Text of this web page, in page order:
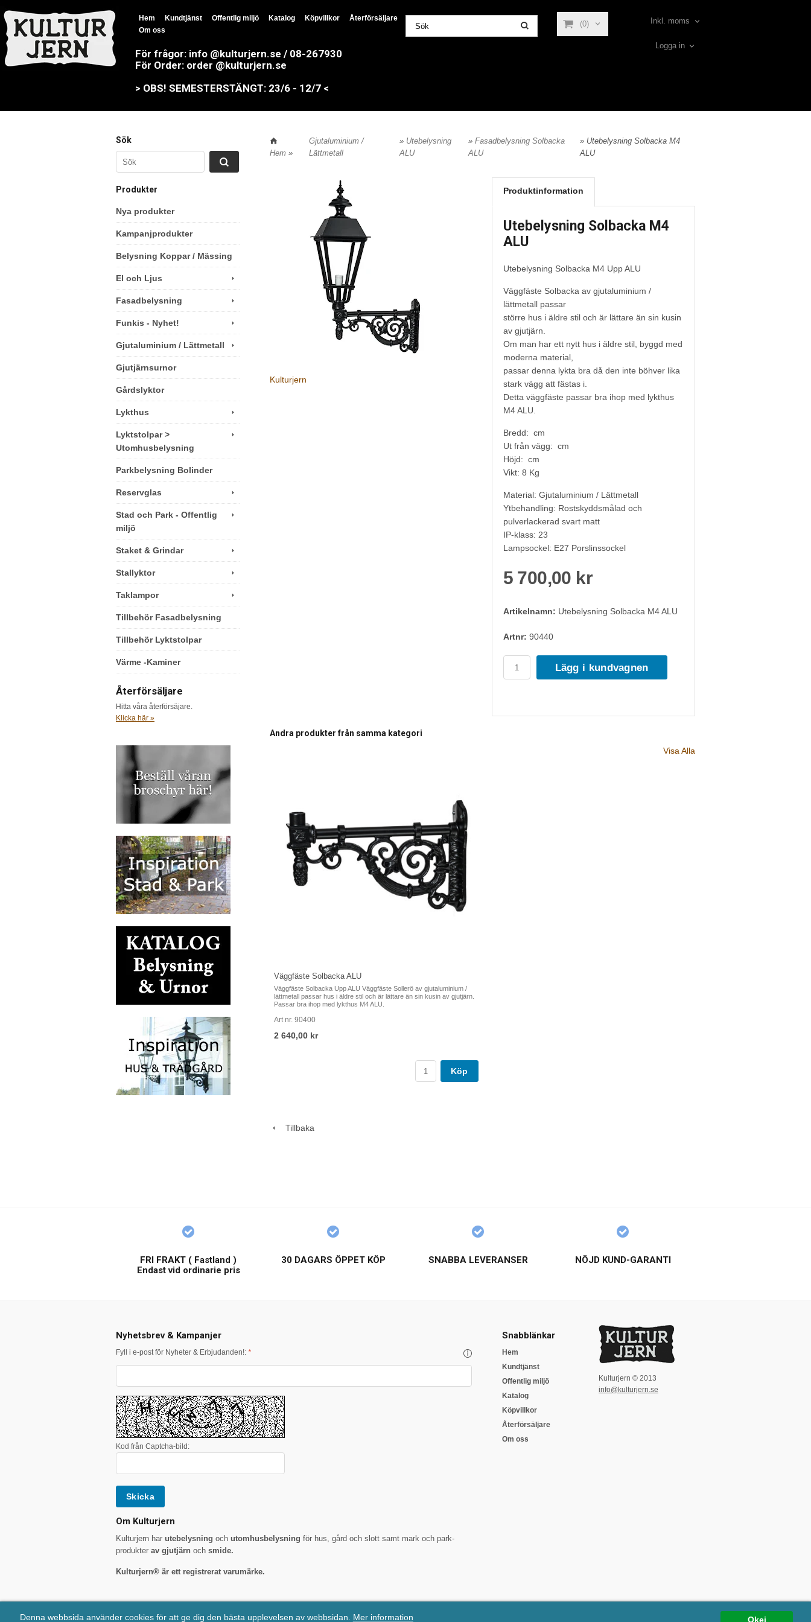
Okej
Denna webbsida använder cookies för att ge dig den bästa upplevelsen av webbsidan. Mer information
Hem Kundtjänst Offentlig miljö Katalog Köpvillkor
Återförsäljare
Om oss
För frågor: info @kulturjern.se / 08-267930
För Order: order @kulturjern.se
> OBS! SEMESTERSTÄNGT: 23/6 - 12/7 <
(0) Inkl. moms
Logga in
Sök
Produkter
Nya produkter
Kampanjprodukter
Belysning Koppar / Mässing
El och Ljus
Fasadbelysning
Funkis - Nyhet!
Gjutaluminium / Lättmetall
Gjutjärnsurnor
Gårdslyktor
Lykthus
Lyktstolpar >
Utomhusbelysning
Parkbelysning Bolinder
Reservglas
Stad och Park - Offentlig
miljö
Staket & Grindar
Stallyktor
Taklampor
Tillbehör Fasadbelysning
Tillbehör Lyktstolpar
Värme -Kaminer
Återförsäljare
Hitta våra återförsäjare.
Klicka här »
Hem »
Gjutaluminium /
Lättmetall
» Utebelysning
ALU
»Fasadbelysning Solbacka
ALU
» Utebelysning Solbacka M4
ALU
Kulturjern
Produktinformation
Utebelysning Solbacka M4
ALU
Utebelysning Solbacka M4 Upp ALU
Väggfäste Solbacka av gjutaluminium /
lättmetall passar
större hus i äldre stil och är lättare än sin kusin
av gjutjärn.
Om man har ett nytt hus i äldre stil, byggd med
moderna material,
passar denna lykta bra då den inte böhver lika
stark vägg att fästas i.
Detta väggfäste passar bra ihop med lykthus
M4 ALU.
Bredd: cm
Ut från vägg: cm
Höjd: cm
Vikt: 8 Kg
Material: Gjutaluminium / Lättmetall
Ytbehandling: Rostskyddsmålad och
pulverlackerad svart matt
IP-klass: 23
Lampsockel: E27 Porslinssockel
5 700,00 kr
Artikelnamn: Utebelysning Solbacka M4 ALU
Artnr: 90440
Lägg i kundvagnen
Andra produkter från samma kategori
Väggfäste Solbacka ALU
Väggfäste Solbacka Upp ALU Väggfäste Sollerö av gjutaluminium /
lättmetall passar hus i äldre stil och är lättare än sin kusin av gjutjärn.
Passar bra ihop med lykthus M4 ALU.
Art nr. 90400
2 640,00 kr
Köp
Visa Alla
Tillbaka
FRI FRAKT ( Fastland )
Endast vid ordinarie pris
30 DAGARS ÖPPET KÖP SNABBA LEVERANSER NÖJD KUND-GARANTI
Nyhetsbrev & Kampanjer
Fyll i e-post för Nyheter & Erbjudanden!: *
Kod från Captcha-bild:
Om Kulturjern
Kulturjern har utebelysning och utomhusbelysning för hus, gård och slott samt mark och park-
produkter av gjutjärn och smide.
Kulturjern® är ett registrerat varumärke.
Snabblänkar
Hem
Kundtjänst
Offentlig miljö
Katalog
Köpvillkor
Återförsäljare
Om oss
Kulturjern © 2013
info@kulturjern.se
Mail:info@kulturjern.se| Tel: 08-26 79 30 | Org.nr: 556484-2234